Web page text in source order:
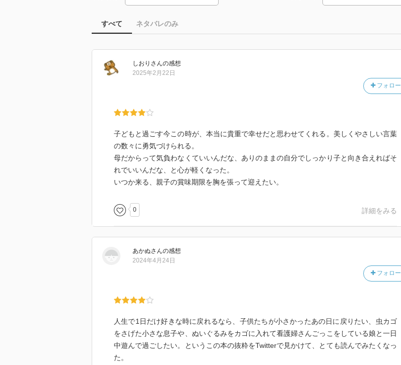
すべて ネタバレのみ
しおり さんの感想
フォロー
2025年2月22日
子どもと過ごす今この時が、本当に貴重で幸せだと思わせてくれる。美しくやさしい言葉
の数々に勇気づけられる。
母だからって気負わなくていいんだな、ありのままの自分でしっかり子と向き合えればそ
れでいいんだな、と心が軽くなった。
いつか来る、親子の賞味期限を胸を張って迎えたい。
0 詳細をみる
あかぬさんの感想
フォロー
2024年4月24日
人生で1日だけ好きな時に戻れるなら、子供たちが小さかったあの日に戻りたい、虫カゴ
をさげた小さな息子や、ぬいぐるみをカゴに入れて看護婦さんごっこをしている娘と一日
中遊んで過ごしたい。というこの本の抜粋をTwitterで見かけて、とても読んでみたくなっ
た。